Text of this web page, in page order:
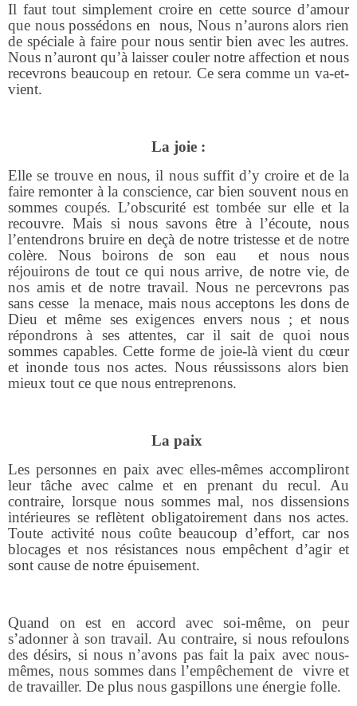
Il faut tout simplement croire en cette source d’amour
que nous possédons en nous, Nous n’aurons alors rien
de spéciale à faire pour nous sentir bien avec les autres.
Nous n’auront qu’à laisser couler notre affection et nous
recevrons beaucoup en retour. Ce sera comme un va-et-
vient.
La joie :
Elle se trouve en nous, il nous suffit d’y croire et de la
faire remonter à la conscience, car bien souvent nous en
sommes coupés. L’obscurité est tombée sur elle et la
recouvre. Mais si nous savons être à l’écoute, nous
l’entendrons bruire en deçà de notre tristesse et de notre
colère. Nous boirons de son eau
et nous nous
réjouirons de tout ce qui nous arrive, de notre vie, de
nos amis et de notre travail. Nous ne percevrons pas
sans cesse
la menace, mais nous acceptons les dons de
Dieu et même ses exigences envers nous ; et nous
répondrons à ses attentes, car il sait de quoi nous
sommes capables. Cette forme de joie-là vient du cœur
et inonde tous nos actes. Nous réussissons alors bien
mieux tout ce que nous entreprenons.
La paix
Les personnes en paix avec elles-mêmes accompliront
leur tâche avec calme et en prenant du recul. Au
contraire, lorsque nous sommes mal, nos dissensions
intérieures se reflètent obligatoirement dans nos actes.
Toute activité nous coûte beaucoup d’effort, car nos
blocages et nos résistances nous empêchent d’agir et
sont cause de notre épuisement.
Quand on est en accord avec soi-même, on peur
s’adonner à son travail. Au contraire, si nous refoulons
des désirs, si nous n’avons pas fait la paix avec nous-
mêmes, nous sommes dans l’empêchement de
vivre et
de travailler. De plus nous gaspillons une énergie folle.